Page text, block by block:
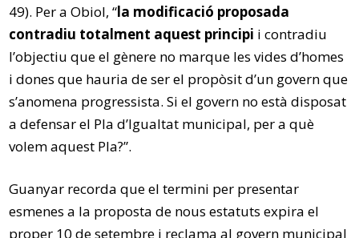
49). Per a Obiol, “la modificació proposada
contradiu totalment aquest principi i contradiu
l’objectiu que el gènere no marque les vides d’homes
i dones que hauria de ser el propòsit d’un govern que
s’anomena progressista. Si el govern no està disposat
a defensar el Pla d’Igualtat municipal, per a què
volem aquest Pla?”.
Guanyar recorda que el termini per presentar
esmenes a la proposta de nous estatuts expira el
proper 10 de setembre i reclama al govern municipal